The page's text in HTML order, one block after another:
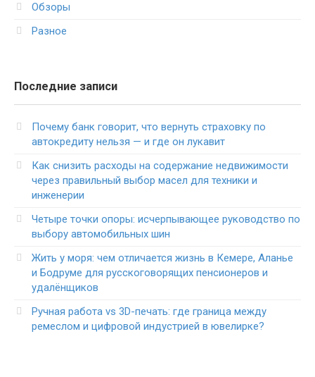
Обзоры
Разное
Последние записи
Почему банк говорит, что вернуть страховку по
автокредиту нельзя — и где он лукавит
Как снизить расходы на содержание недвижимости
через правильный выбор масел для техники и
инженерии
Четыре точки опоры: исчерпывающее руководство по
выбору автомобильных шин
Жить у моря: чем отличается жизнь в Кемере, Аланье
и Бодруме для русскоговорящих пенсионеров и
удалёнщиков
Ручная работа vs 3D-печать: где граница между
ремеслом и цифровой индустрией в ювелирке?